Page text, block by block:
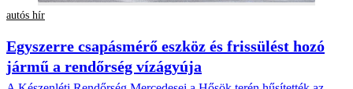
autós hír
Egyszerre csapásmérő eszköz és frissülést hozó
jármű a rendőrség vízágyúja